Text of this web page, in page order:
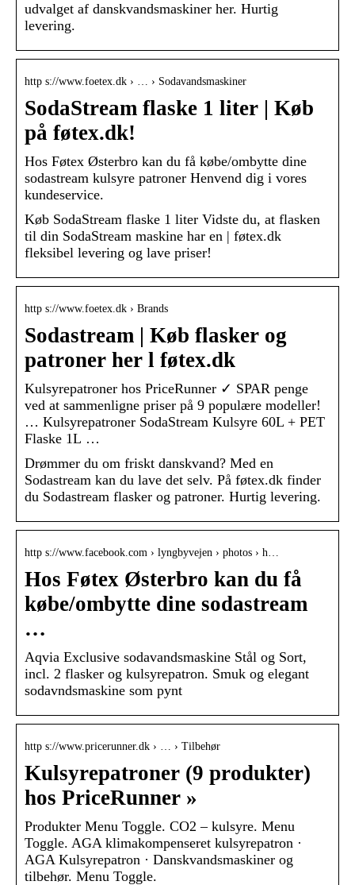
udvalget af danskvandsmaskiner her. Hurtig
levering.
http s://www.foetex.dk › … › Sodavandsmaskiner
SodaStream flaske 1 liter | Køb
på føtex.dk!
Hos Føtex Østerbro kan du få købe/ombytte dine
sodastream kulsyre patroner Henvend dig i vores
kundeservice.
Køb SodaStream flaske 1 liter Vidste du, at flasken
til din SodaStream maskine har en | føtex.dk
fleksibel levering og lave priser!
http s://www.foetex.dk › Brands
Sodastream | Køb flasker og
patroner her l føtex.dk
Kulsyrepatroner hos PriceRunner ✓ SPAR penge
ved at sammenligne priser på 9 populære modeller!
… Kulsyrepatroner SodaStream Kulsyre 60L + PET
Flaske 1L …
Drømmer du om friskt danskvand? Med en
Sodastream kan du lave det selv. På føtex.dk finder
du Sodastream flasker og patroner. Hurtig levering.
http s://www.facebook.com › lyngbyvejen › photos › h…
Hos Føtex Østerbro kan du få
købe/ombytte dine sodastream
…
Aqvia Exclusive sodavandsmaskine Stål og Sort,
incl. 2 flasker og kulsyrepatron. Smuk og elegant
sodavndsmaskine som pynt
http s://www.pricerunner.dk › … › Tilbehør
Kulsyrepatroner (9 produkter)
hos PriceRunner »
Produkter Menu Toggle. CO2 – kulsyre. Menu
Toggle. AGA klimakompenseret kulsyrepatron ·
AGA Kulsyrepatron · Danskvandsmaskiner og
tilbehør. Menu Toggle.